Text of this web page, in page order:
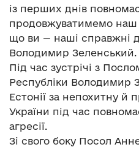
із перших днів
продовжуватимемо наш
що ви — наші справжні
Володимир Зеленський.
Під час зустрічі з
Республіки Володимир
Естонії за непохитну й
України під час
агресії.
Зі свого боку Посол